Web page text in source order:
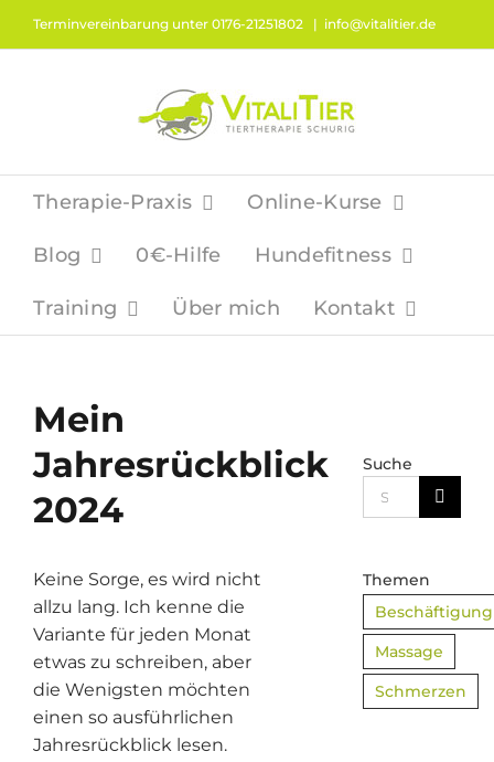
Terminvereinbarung unter 0176-21251802 | info@vitalitier.de
Therapie-Praxis Online-Kurse
Blog 0€-Hilfe Hundefitness
Training Über mich Kontakt
Mein
Jahresrückblick
2024
Keine Sorge, es wird nicht
allzu lang. Ich kenne die
Variante für jeden Monat
etwas zu schreiben, aber
die Wenigsten möchten
einen so ausführlichen
Jahresrückblick lesen.
Suche
Suche
nach:
Themen
Beschäftigung
Massage
Schmerzen